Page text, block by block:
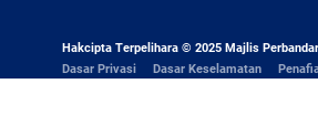
Hakcipta Terpelihara © 2025 Majlis
Dasar Privasi
Dasar Keselamatan